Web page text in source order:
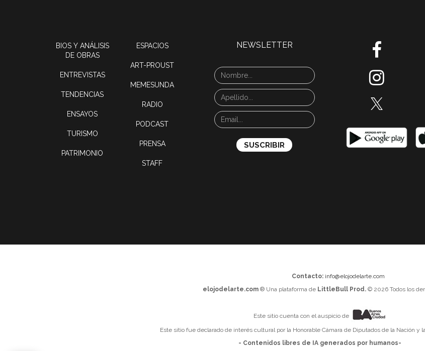
BIOS Y ANÁLISIS
DE OBRAS
ENTREVISTAS
TENDENCIAS
ENSAYOS
TURISMO
PATRIMONIO
ESPACIOS
ART-PROUST
MEMESUNDA
RADIO
PODCAST
PRENSA
STAFF
NEWSLETTER
Contacto: info@elojodelarte.com
elojodelarte.com® Una plataforma de LittleBull Prod.© 2026 Todos los
Este sitio cuenta con el auspicio de
Este sitio fue declarado de interés cultural por la Honorable Cámara de Diputados de la Nación y
- Contenidos libres de IA generados por humanos-